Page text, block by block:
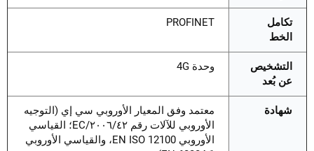
تكامل
PROFINET
التشخيص
عن بُعد
وحدة 4G
شهادة
معتمد وفق المعيار الأوروبي سي إي (التوجيه
الأوروبي للآلات رقم ٢٠٠٦/٤٢/EC؛ القياسي
الأوروبي EN ISO 12100، والقياسي الأوروبي